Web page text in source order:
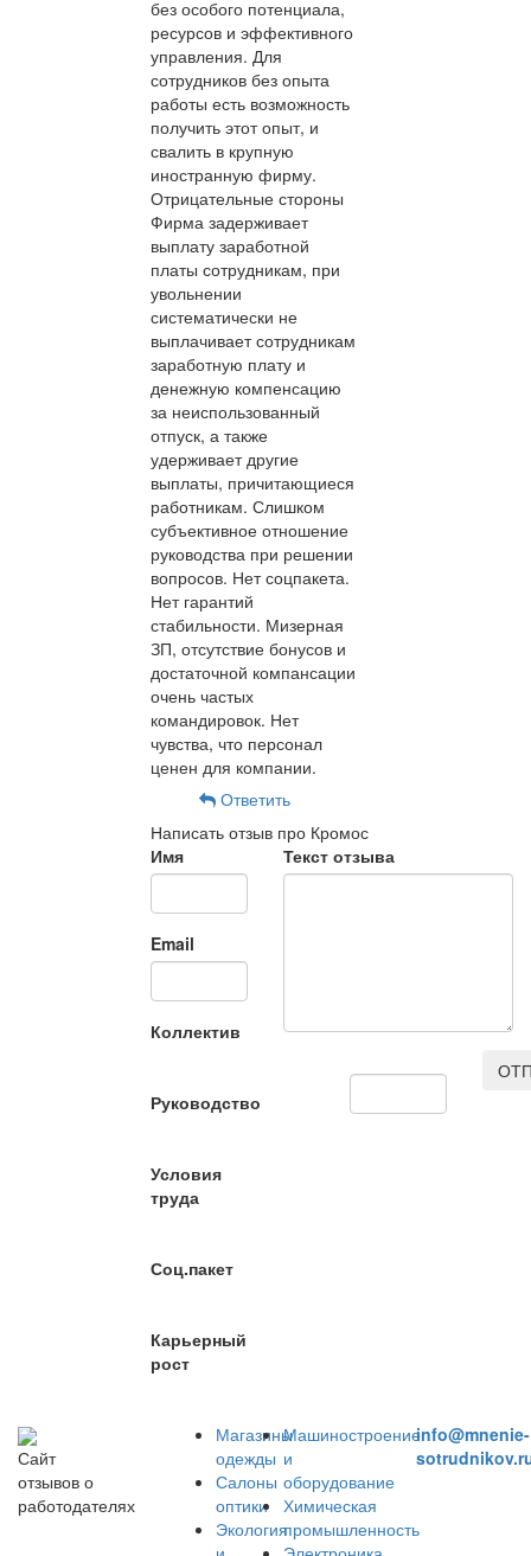
без особого потенциала,
ресурсов и эффективного
управления. Для
сотрудников без опыта
работы есть возможность
получить этот опыт, и
свалить в крупную
иностранную фирму.
Отрицательные стороны
Фирма задерживает
выплату заработной
платы сотрудникам, при
увольнении
систематически не
выплачивает сотрудникам
заработную плату и
денежную компенсацию
за неиспользованный
отпуск, а также
удерживает другие
выплаты, причитающиеся
работникам. Слишком
субъективное отношение
руководства при решении
вопросов. Нет соцпакета.
Нет гарантий
стабильности. Мизерная
ЗП, отсутствие бонусов и
достаточной компансации
очень частых
командировок. Нет
чувства, что персонал
ценен для компании.
Ответить
Написать отзыв про Кромос
Имя
Email
Коллектив
Руководство
Условия
труда
Соц.пакет
Карьерный
рост
Текст отзыва
Сайт
отзывов о
работодателях
Магазины
одежды
Салоны
оптики
Экология
Машиностроение
и
оборудование
Химическая
промышленность
info@mnenie-